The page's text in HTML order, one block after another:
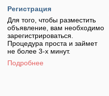
Регистрация
Для того, чтобы разместить
объявление, вам необходимо
зарегистрироваться.
Процедура проста и займет
не более 3-х минут.
Подробнее